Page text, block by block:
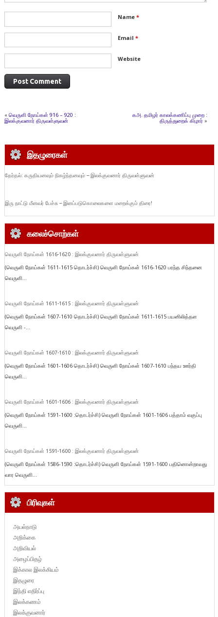
Name *
Email *
Website
« வெருளி நோய்கள் 916 – 920 :
இலக்குவனார் திருவள்ளுவன்
கஅ. தமிழர் காலக்கணிப்பு முறை :
திருத்துறைக் கிழார் »
இதழுரைகள்
தேர்தல்: கருதியனவும் நிகழ்ந்தனவும் – இலக்குவனார் திருவள்ளுவன்
இரு நாட்டு மீனவர் பேச்சு – இனப்படுகொலைகளை மறைக்கும் திரை!
கலைச்சொற்கள்
வெருளி நோய்கள் 1616-1620 : இலக்குவனார் திருவள்ளுவன்
(வெருளி நோய்கள் 1611-1615 தொடர்ச்சி) வெருளி நோய்கள் 1616-1620 பரந்த சிந்தனை
வெருளி...
வெருளி நோய்கள் 1611-1615 : இலக்குவனார் திருவள்ளுவன்
(வெருளி நோய்கள் 1607-1610 தொடர்ச்சி) வெருளி நோய்கள் 1611-1615 பயனிலித்தள
வெருளி -...
வெருளி நோய்கள் 1607-1610 : இலக்குவனார் திருவள்ளுவன்
(வெருளி நோய்கள் 1601-1606 தொடர்ச்சி) வெருளி நோய்கள் 1607-1610 பந்தய ஊர்தி
வெருளி...
வெருளி நோய்கள் 1601-1606 : இலக்குவனார் திருவள்ளுவன்
(வெருளி நோய்கள் 1591-1600 :தொடர்ச்சி) வெருளி நோய்கள் 1601-1606 பத்தாம் வகுப்பு
வெருளி...
வெருளி நோய்கள் 1591-1600 : இலக்குவனார் திருவள்ளுவன்
(வெருளி நோய்கள் 1586-1590 :தொடர்ச்சி) வெருளி நோய்கள் 1591-1600 பதினொன்றாவது
வார வெருளி...
பிரிவுகள்
அயல்நாடு
அறிக்கை
அறிவியல்
அழைப்பிதழ்
இக்கால இலக்கியம்
இதழுரை
இந்தி எதிர்ப்பு
இலக்கணம்
இலக்குவனார்